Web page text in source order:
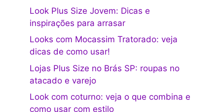
Look Plus Size Jovem: Dicas e
inspirações para arrasar
Looks com Mocassim Tratorado: veja
dicas de como usar!
Lojas Plus Size no Brás SP: roupas no
atacado e varejo
Look com coturno: veja o que combina e
como usar com estilo